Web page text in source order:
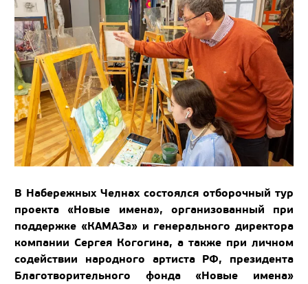
В Набережных Челнах состоялся отборочный тур
проекта «Новые имена», организованный при
поддержке «КАМАЗа» и генерального директора
компании Сергея Когогина, а также при личном
содействии народного артиста РФ, президента
Благотворительного фонда «Новые имена»